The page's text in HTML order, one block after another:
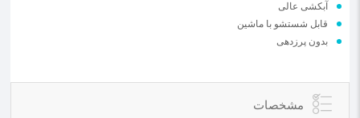
️آبکشی عالی
️قابل شستشو با ماشین
بدون پرزدهی
مشخصات